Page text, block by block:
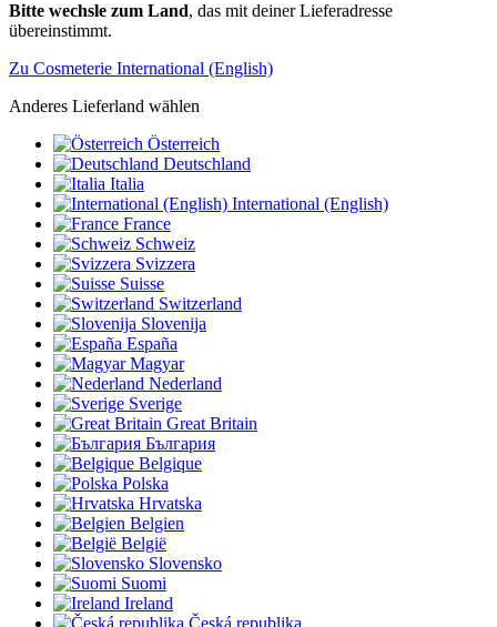
Bitte wechsle zum Land, das mit deiner Lieferadresse
übereinstimmt.
Zu Cosmeterie International (English)
Anderes Lieferland wählen
Österreich
Deutschland
Italia
International (English)
France
Schweiz
Svizzera
Suisse
Switzerland
Slovenija
España
Magyar
Nederland
Sverige
Great Britain
България
Belgique
Polska
Hrvatska
Belgien
België
Slovensko
Suomi
Ireland
Česká republika